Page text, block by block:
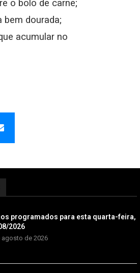
o bolo de carne;
bem dourada;
acumular no
programados para esta quarta-feira,
2026
agosto de 2026